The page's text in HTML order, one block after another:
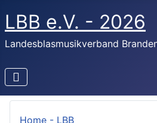
LBB e.V. - 2026
Landesblasmusikverband
Home - LBB